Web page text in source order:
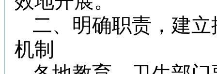
二、明确职责，建
机制